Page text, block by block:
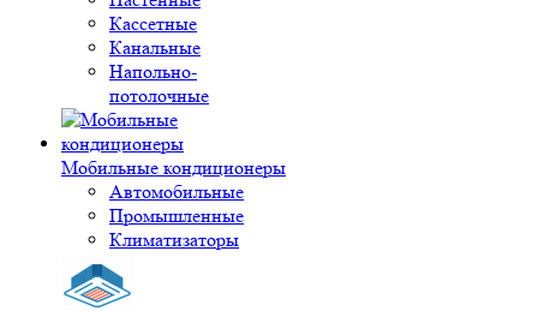
Кассетные
Канальные
Напольно-
потолочные
Мобильные кондиционеры
Автомобильные
Промышленные
Климатизаторы